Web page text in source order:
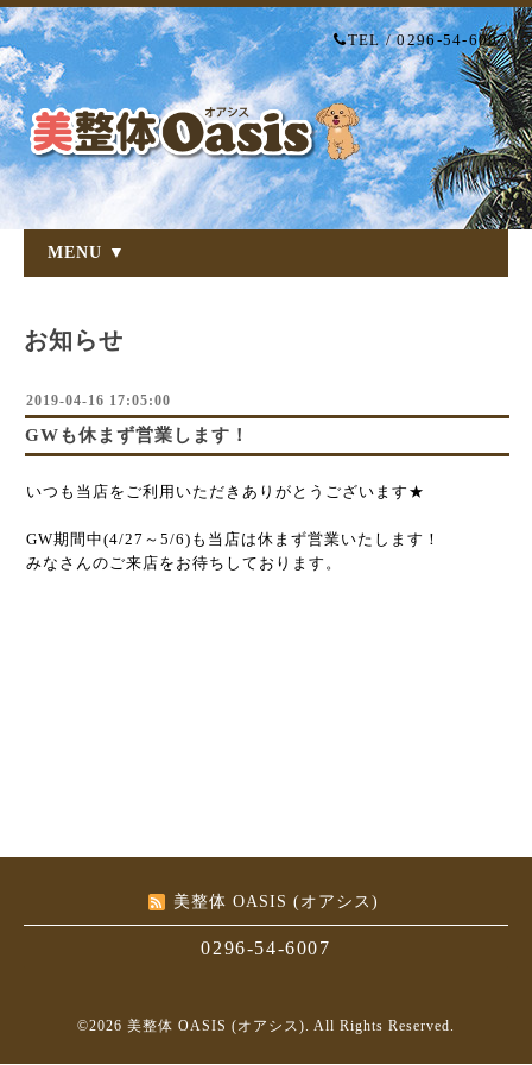
TEL / 0296-54-6007
MENU ▼
お知らせ
2019-04-16 17:05:00
GWも休まず営業します！
いつも当店をご利用いただきありがとうございます★
GW期間中(4/27～5/6)も当店は休まず営業いたします！
みなさんのご来店をお待ちしております。
美整体 OASIS (オアシス)
0296-54-6007
©2026 美整体 OASIS (オアシス). All Rights Reserved.